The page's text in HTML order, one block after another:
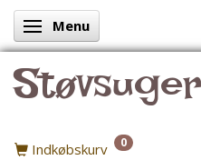
Skifte navigation
Menu
Indkøbskurv 0